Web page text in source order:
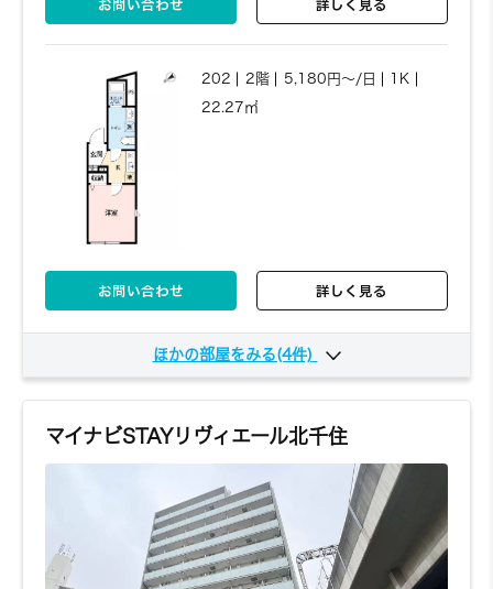
お問い合わせ 詳しく見る
202 2階 5,180円～/日
1K
22.27㎡
お問い合わせ 詳しく見る
ほかの部屋をみる(4件)
マイナビSTAYリヴィエール北千住